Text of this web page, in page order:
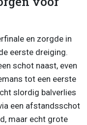
en zorgde in
eerste dreiging.
schot naast, even
tot een eerste
slordig balverlies
een afstandsschot
maar echt grote